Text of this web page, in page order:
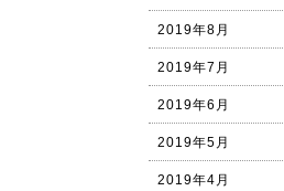
2019年8月
2019年7月
2019年6月
2019年5月
2019年4月